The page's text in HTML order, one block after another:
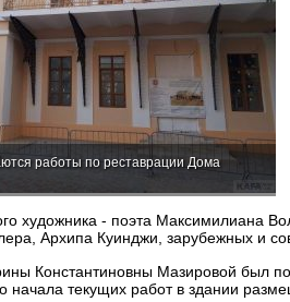
работы по реставрации Дома
художника - поэта Максимилиана
Архипа Куинджи, зарубежных и
Константиновны Мазировой был
начала текущих работ в здании